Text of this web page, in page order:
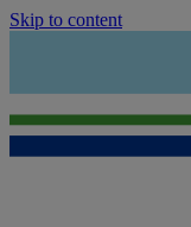
Skip to content